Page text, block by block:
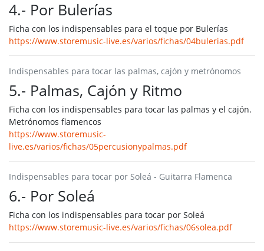
4.- Por Bulerías
Ficha con los indispensables para el toque por Bulerías
https://www.storemusic-live.es/varios/fichas/04bulerias.pdf
Indispensables para tocar las palmas, cajón y metrónomos
5.- Palmas, Cajón y Ritmo
Ficha con los indispensables para tocar las palmas y el cajón.
Metrónomos flamencos
https://www.storemusic-
live.es/varios/fichas/05percusionypalmas.pdf
Indispensables para tocar por Soleá - Guitarra Flamenca
6.- Por Soleá
Ficha con los indispensables para tocar por Soleá
https://www.storemusic-live.es/varios/fichas/06solea.pdf